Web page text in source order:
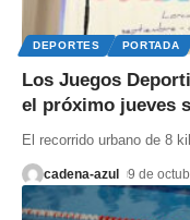
DEPORTES PORTADA
Los Juegos
el próximo jueves
El recorrido urbano de 8
cadena-azul 9 de